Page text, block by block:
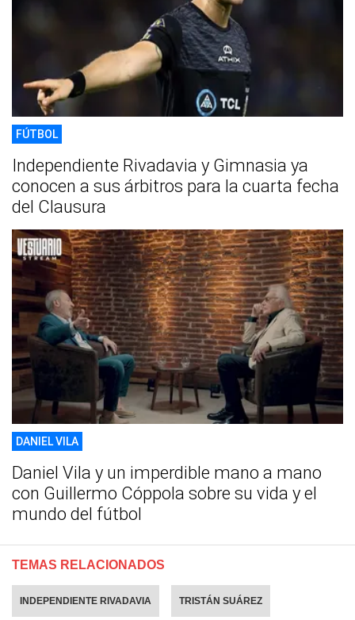
FÚTBOL
Independiente Rivadavia y Gimnasia ya
conocen a sus árbitros para la cuarta fecha
del Clausura
DANIEL VILA
Daniel Vila y un imperdible mano a mano
con Guillermo Cóppola sobre su vida y el
mundo del fútbol
TEMAS RELACIONADOS
INDEPENDIENTE RIVADAVIA TRISTÁN SUÁREZ